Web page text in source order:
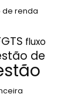
renda
fluxo
de